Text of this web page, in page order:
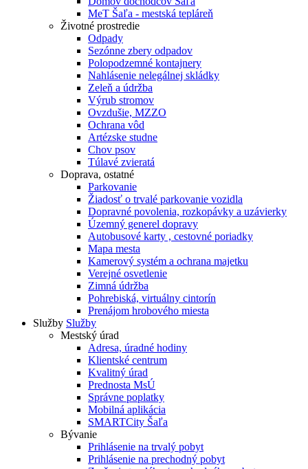
MeT Šaľa - mestská tepláreň
Životné prostredie
Odpady
Sezónne zbery odpadov
Polopodzemné kontajnery
Nahlásenie nelegálnej skládky
Zeleň a údržba
Výrub stromov
Ovzdušie, MZZO
Ochrana vôd
Artézske studne
Chov psov
Túlavé zvieratá
Doprava, ostatné
Parkovanie
Žiadosť o trvalé parkovanie vozidla
Dopravné povolenia, rozkopávky a uzávierky
Územný generel dopravy
Autobusové karty , cestovné poriadky
Mapa mesta
Kamerový systém a ochrana majetku
Verejné osvetlenie
Zimná údržba
Pohrebiská, virtuálny cintorín
Prenájom hrobového miesta
Služby Služby
Mestský úrad
Adresa, úradné hodiny
Klientské centrum
Kvalitný úrad
Prednosta MsÚ
Správne poplatky
Mobilná aplikácia
SMARTCity Šaľa
Bývanie
Prihlásenie na trvalý pobyt
Prihlásenie na prechodný pobyt